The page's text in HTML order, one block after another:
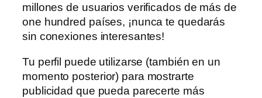
millones de usuarios verificados de más de
one hundred países, ¡nunca te quedarás
sin conexiones interesantes!
Tu perfil puede utilizarse (también en un
momento posterior) para mostrarte
publicidad que pueda parecerte más